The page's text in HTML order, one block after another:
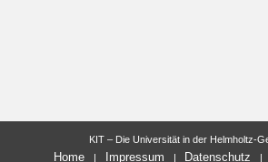
KIT – Die Universität in der Helmholtz-
Home Impressum Datenschutz